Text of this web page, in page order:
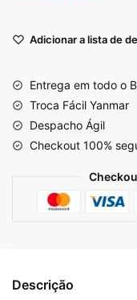
Adicionar a lista de
Entrega em todo o
Troca Fácil Yanmar
Despacho Ágil
Checkout 100%
Descrição